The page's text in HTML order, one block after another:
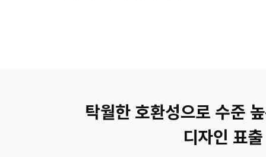
탁월한 호환성으로 수준
디자인 표출